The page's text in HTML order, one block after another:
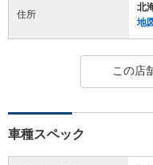
住所
北
地
この店
車種スペック